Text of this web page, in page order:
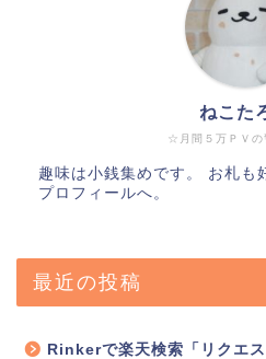
☆月間５万ＰＶ
ねこた
趣味は小銭集めです。 お札も
プロフィールへ。
最近の投稿
Rinkerで楽天検索「リクエス